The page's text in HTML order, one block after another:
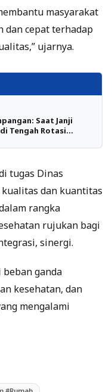
masyarakat
dan cepat terhadap
ujarnya.
Saat Janji
Tengah Rotasi
tugas Dinas
dan kuantitas
rangka
rujukan bagi
sinergi.
ganda
kesehatan, dan
mengalami